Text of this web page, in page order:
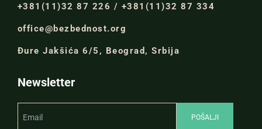
+381(11)32 87 226 / +381(11)32 87 334
office@bezbednost.org
Đure Jakšića 6/5, Beograd, Srbija
Newsletter